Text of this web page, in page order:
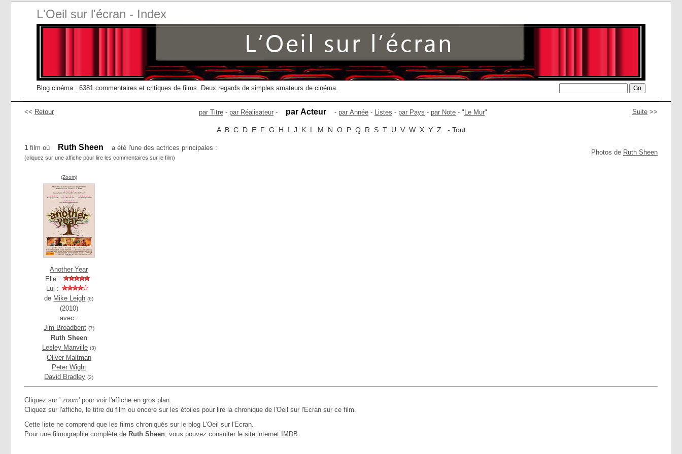
L'Oeil sur l'écran - Index
Blog cinéma : 6381 commentaires et critiques de films. Deux regards de simples amateurs de cinéma.
<< Retour Suite >>
par Titre - par Réalisateur - par Acteur - par Année - Listes - par Pays - par Note - " Le Mur"
A B C D E F G H I J K L M N O P Q R S T U V W X Y Z - Tout
Photos de Ruth Sheen
1 film où Ruth Sheen a été l'une des actrices principales :
(cliquez sur une affiche pour lire les commentaires sur le film)
(Zoom)
Another Year
Elle :
Lui :
de Mike Leigh (6)
(2010)
avec :
Jim Broadbent (7)
Ruth Sheen
Lesley Manville (3)
Oliver Maltman
Peter Wight
David Bradley (2)
Cliquez sur ' zoom' pour voir l'affiche en gros plan.
Cliquez sur l'affiche, le titre du film ou encore sur les étoiles pour lire la chronique de l'Oeil sur l'Ecran sur ce film.
Cette liste ne comprend que les films chroniqués sur le blog L'Oeil sur l'Ecran.
Pour une filmographie complète de Ruth Sheen, vous pouvez consulter le site internet IMDB.